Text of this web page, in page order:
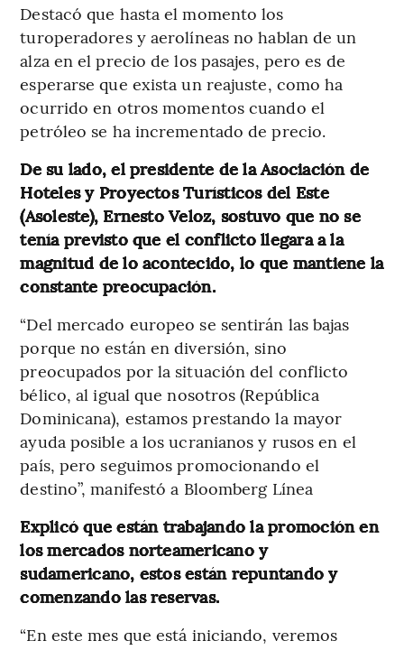
Destacó que hasta el momento los
turoperadores y aerolíneas no hablan de un
alza en el precio de los pasajes, pero es de
esperarse que exista un reajuste, como ha
ocurrido en otros momentos cuando el
petróleo se ha incrementado de precio.
De su lado, el presidente de la Asociación de
Hoteles y Proyectos Turísticos del Este
(Asoleste), Ernesto Veloz, sostuvo que no se
tenía previsto que el conflicto llegara a la
magnitud de lo acontecido, lo que mantiene la
constante preocupación.
“Del mercado europeo se sentirán las bajas
porque no están en diversión, sino
preocupados por la situación del conflicto
bélico, al igual que nosotros (República
Dominicana), estamos prestando la mayor
ayuda posible a los ucranianos y rusos en el
país, pero seguimos promocionando el
destino”, manifestó a Bloomberg Línea
Explicó que están trabajando la promoción en
los mercados norteamericano y
sudamericano, estos están repuntando y
comenzando las reservas.
“En este mes que está iniciando, veremos